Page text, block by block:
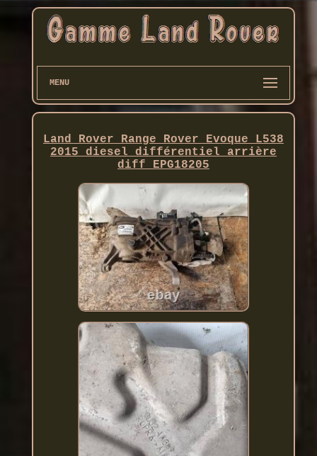
MENU
Land Rover Range Rover Evoque L538
2015 diesel différentiel arrière
diff EPG18205